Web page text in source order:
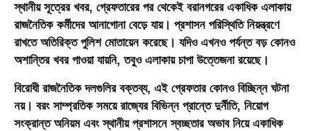
স্থানীয় সূত্রের খবর, গ্রেফতারের পর থেকেই বরানগরের একাধিক এলাকায়
রাজনৈতিক কর্মীদের আনাগোনা বেড়ে যায়। প্রশাসন পরিস্থিতি নিয়ন্ত্রণে
রাখতে অতিরিক্ত পুলিশ মোতায়েন করেছে। যদিও এখনও পর্যন্ত বড় কোনও
অশান্তির খবর পাওয়া যায়নি, তবুও এলাকায় চাপা উত্তেজনা রয়েছে।
বিরোধী রাজনৈতিক দলগুলির বক্তব্য, এই গ্রেফতার কোনও বিচ্ছিন্ন ঘটনা
নয়। বরং সাম্প্রতিক সময়ে রাজ্যের বিভিন্ন প্রান্তে দুর্নীতি, নিয়োগ
সংক্রান্ত অনিয়ম এবং স্থানীয় প্রশাসনে স্বচ্ছতার অভাব নিয়ে একাধিক